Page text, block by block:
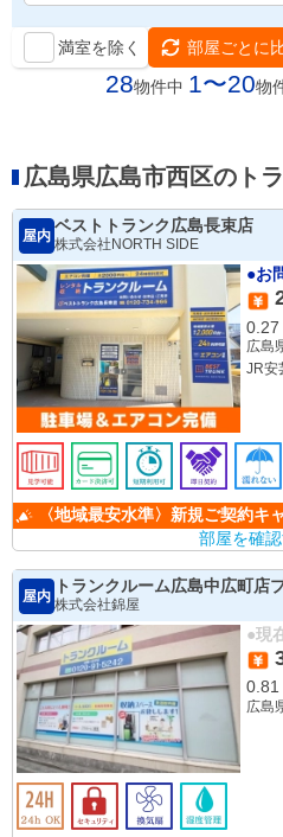
満室を除く 部屋ごとに
28物件中 1〜20物
広島県広島市西区のト
屋内
ベストトランク広島長束店
株式会社NORTH SIDE
●お
0.27
広島
JR
〈地域最安水準〉新規ご契約キ
部屋を確
屋内
トランクルーム広島中広町店
株式会社錦屋
●現
0.81
広島